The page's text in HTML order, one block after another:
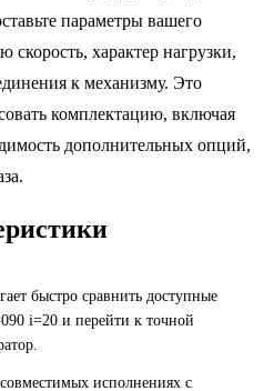
параметры вашего
характер нагрузки,
к механизму. Это
комплектацию, включая
дополнительных опций,
быстро сравнить доступные
i=20 и перейти к точной
исполнениях с